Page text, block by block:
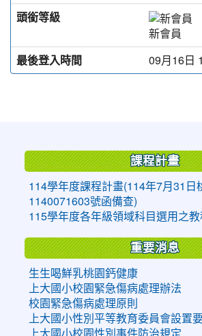
頭銜等級
新會員
最後登入時間
09月16日
課程計畫
114學年度課程計畫(114年7月31日
1140071603號函備查)
115學年度各年級領域科目選用之教
重要消息
生生喝鮮乳桃園鈣健康
上大國小校園緊急傷病處理辦法
校園緊急傷病處理原則
上大國小性別平等教育委員會設置
上大國小校園性別事件防治規定